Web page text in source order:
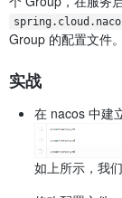
Group 的配置文件。
实战
在 nacos 中建
如上所示，我